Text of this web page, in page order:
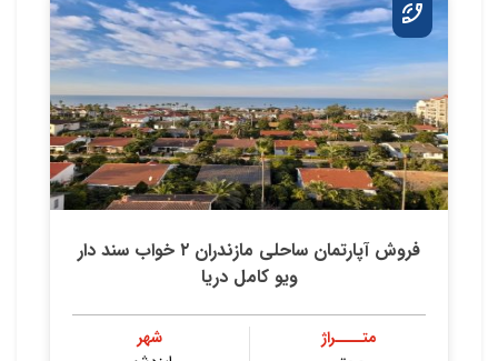
فروش آپارتمان ساحلی مازندران ۲ خواب سند دار
ویو کامل دریا
متــــراژ
شهر